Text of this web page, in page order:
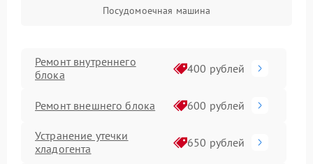
Посудомоечная машина
Ремонт внутреннего
блока
400 рублей
Ремонт внешнего блока 600 рублей
Устранение утечки
хладогента
650 рублей